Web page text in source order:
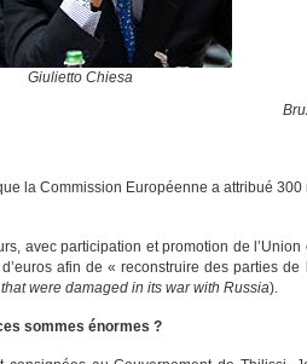
Giulietto Chiesa
la Commission Européenne a attribué 300
avec participation et promotion de
afin de « reconstruire des parties
were damaged in its war with Russia).
sommes énormes ?